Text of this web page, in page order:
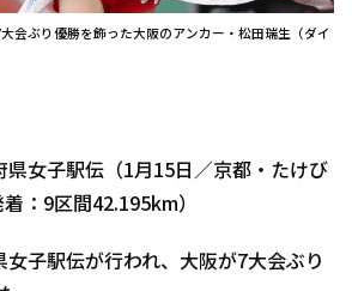
会ぶり優勝を飾った大阪のアンカー・松田瑞生（ダイ
女子駅伝（1月15日／京都・たけび
：9区間42.195km）
子駅伝が行われ、大阪が7大会ぶり